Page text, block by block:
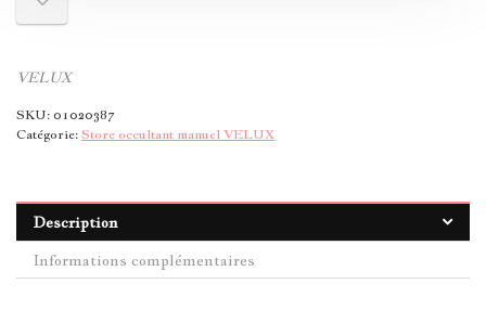
VELUX
SKU:01020387
Catégorie:Store occultant manuel VELUX
Description
Informations complémentaires